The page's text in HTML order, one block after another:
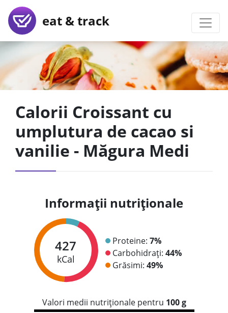
eat & track
Calorii Croissant cu
umplutura de cacao si
vanilie - Măgura Medi
Informații nutriționale
427
kCal
Proteine: 7%
Carbohidrați: 44%
Grăsimi: 49%
Valori medii nutriționale pentru 100 g